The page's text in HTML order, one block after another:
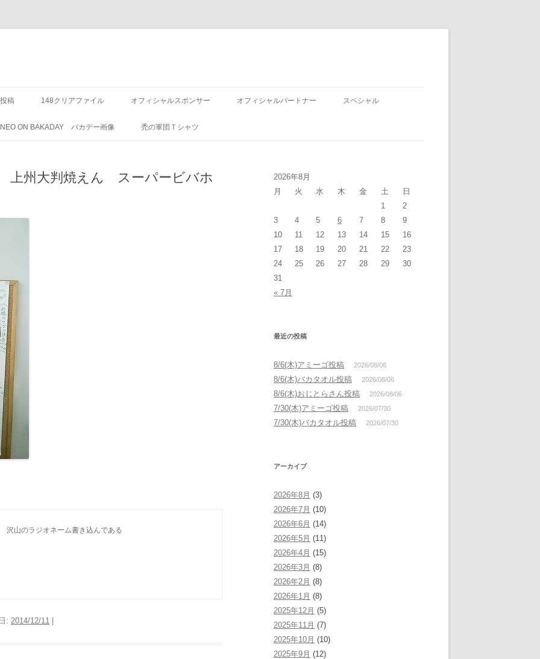
稿 148クリアファイル オフィシャルスポンサー オフィシャルパートナー スペシャル
ON BAKADAY バカデー画像 禿の軍団Ｔシャツ
上州大判焼えん スーパービバホ
沢山のラジオネーム書き込んである
: 2014/12/11
2026年8月
月
火 水 木 金 土
日
1
2
3
4 5 6 7 8
9
10
11 12 13 14 15
16
17
18 19 20 21 22
23
24
25 26 27 28 29
30
31
« 7月
最近の投稿
8/6(木)アミーゴ投稿 2026/08/06
8/6(木)バカタオル投稿 2026/08/06
8/6(木)おじとらさん投稿 2026/08/06
7/30(木)アミーゴ投稿 2026/07/30
7/30(木)バカタオル投稿 2026/07/30
アーカイブ
2026年8月 (3)
2026年7月 (10)
2026年6月 (14)
2026年5月 (11)
2026年4月 (15)
2026年3月 (8)
2026年2月 (8)
2026年1月 (8)
2025年12月 (5)
2025年11月 (7)
2025年10月 (10)
2025年9月 (12)